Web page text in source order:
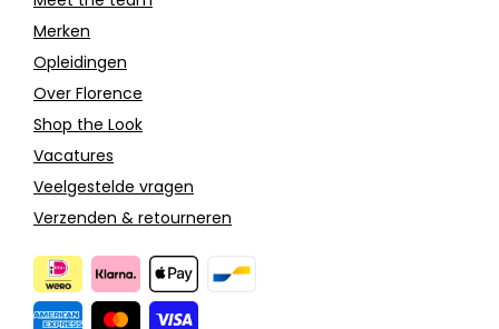
Merken
Opleidingen
Over Florence
Shop the Look
Vacatures
Veelgestelde vragen
Verzenden & retourneren